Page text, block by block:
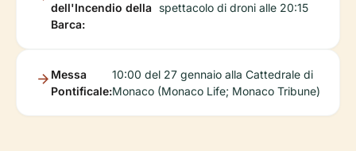
dell'Incendio della
Barca:
spettacolo di droni alle 20:15
Messa
Pontificale:
10:00 del 27 gennaio alla Cattedrale di
Monaco (Monaco Life; Monaco Tribune)